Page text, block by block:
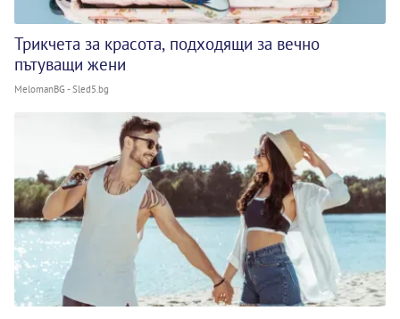
Трикчета за красота, подходящи за вечно
пътуващи жени
MelomanBG - Sled5.bg